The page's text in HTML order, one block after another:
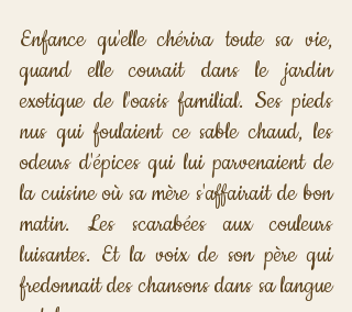
Enfance qu'elle chérira toute sa vie,
quand elle courait dans le jardin
exotique de l'oasis familial. Ses pieds
nus qui foulaient ce sable chaud, les
odeurs d'épices qui lui parvenaient de
la cuisine où sa mère s'affairait de bon
matin. Les scarabées aux couleurs
luisantes. Et la voix de son père qui
fredonnait des chansons dans sa langue